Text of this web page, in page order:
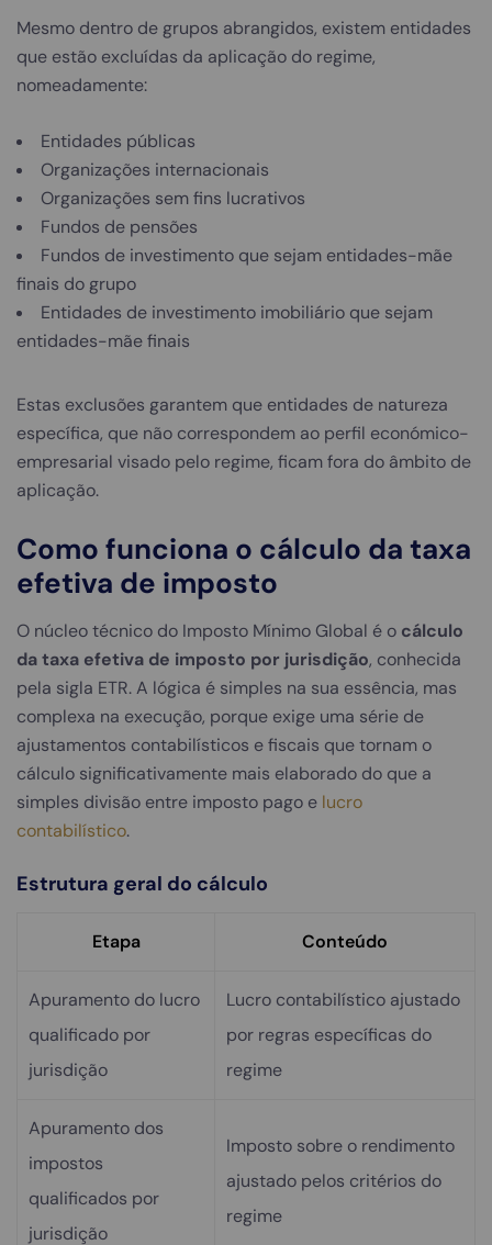
Mesmo dentro de grupos abrangidos, existem entidades
que estão excluídas da aplicação do regime,
nomeadamente:
Entidades públicas
Organizações internacionais
Organizações sem fins lucrativos
Fundos de pensões
Fundos de investimento que sejam entidades-mãe
finais do grupo
Entidades de investimento imobiliário que sejam
entidades-mãe finais
Estas exclusões garantem que entidades de natureza
específica, que não correspondem ao perfil económico-
empresarial visado pelo regime, ficam fora do âmbito de
aplicação.
Como funciona o cálculo da taxa
efetiva de imposto
O núcleo técnico do Imposto Mínimo Global é o cálculo
da taxa efetiva de imposto por jurisdição, conhecida
pela sigla ETR. A lógica é simples na sua essência, mas
complexa na execução, porque exige uma série de
ajustamentos contabilísticos e fiscais que tornam o
cálculo significativamente mais elaborado do que a
simples divisão entre imposto pago e lucro
contabilístico.
Estrutura geral do cálculo
Etapa Conteúdo
Apuramento do lucro
qualificado por
jurisdição
Lucro contabilístico ajustado
por regras específicas do
regime
Apuramento dos
impostos
qualificados por
jurisdição
Imposto sobre o rendimento
ajustado pelos critérios do
regime